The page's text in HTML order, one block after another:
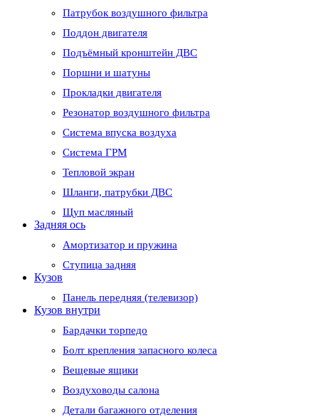
Патрубок воздушного фильтра
Поддон двигателя
Подъёмный кронштейн ДВС
Поршни и шатуны
Прокладки двигателя
Резонатор воздушного фильтра
Система впуска воздуха
Система ГРМ
Тепловой экран
Шланги, патрубки ДВС
Щуп масляный
Задняя ось
Амортизатор и пружина
Ступица задняя
Кузов
Панель передняя (телевизор)
Кузов внутри
Бардачки торпедо
Болт крепления запасного колеса
Вещевые ящики
Воздуховоды салона
Детали багажного отделения